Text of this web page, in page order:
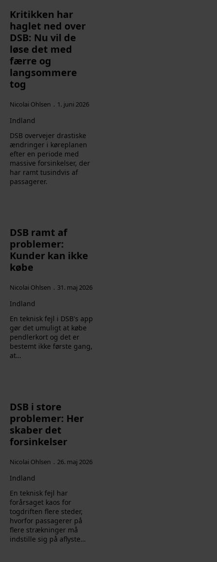
Kritikken har
haglet ned over
DSB: Nu vil de
løse det med
færre og
langsommere
tog
Nicolai Ohlsen 1. juni 2026
Indland
DSB overvejer drastiske
ændringer i køreplanen
efter en periode med
massive forsinkelser, der
har ramt tusindvis af
passagerer.
DSB ramt af
problemer:
Kunder kan ikke
købe
Nicolai Ohlsen 31. maj 2026
Indland
En teknisk fejl i DSB's app
gør det umuligt at købe
pendlerkort og det er
bestemt ikke første gang,
at…
DSB i store
problemer: Her
skaber det
forsinkelser
Nicolai Ohlsen 26. maj 2026
Indland
En teknisk fejl har
forårsaget kaos for
togdriften flere steder,
hvorfor passagerer på
flere strækninger må
indstille sig på aflyste…